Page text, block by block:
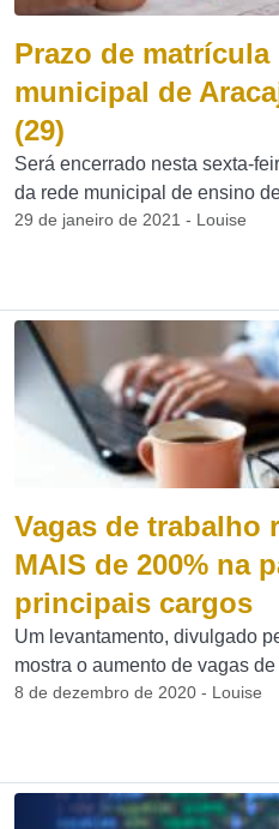
Prazo de matrícula
municipal de
(29)
Será encerrado nesta sexta-
da rede municipal de ensino
29 de janeiro de 2021 - Louise
Vagas de trabalho
MAIS de 200% na
principais cargos
Um levantamento, divulgado
mostra o aumento de vagas
8 de dezembro de 2020 - Louise